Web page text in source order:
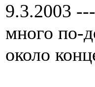
9.3.2003
много по-
около